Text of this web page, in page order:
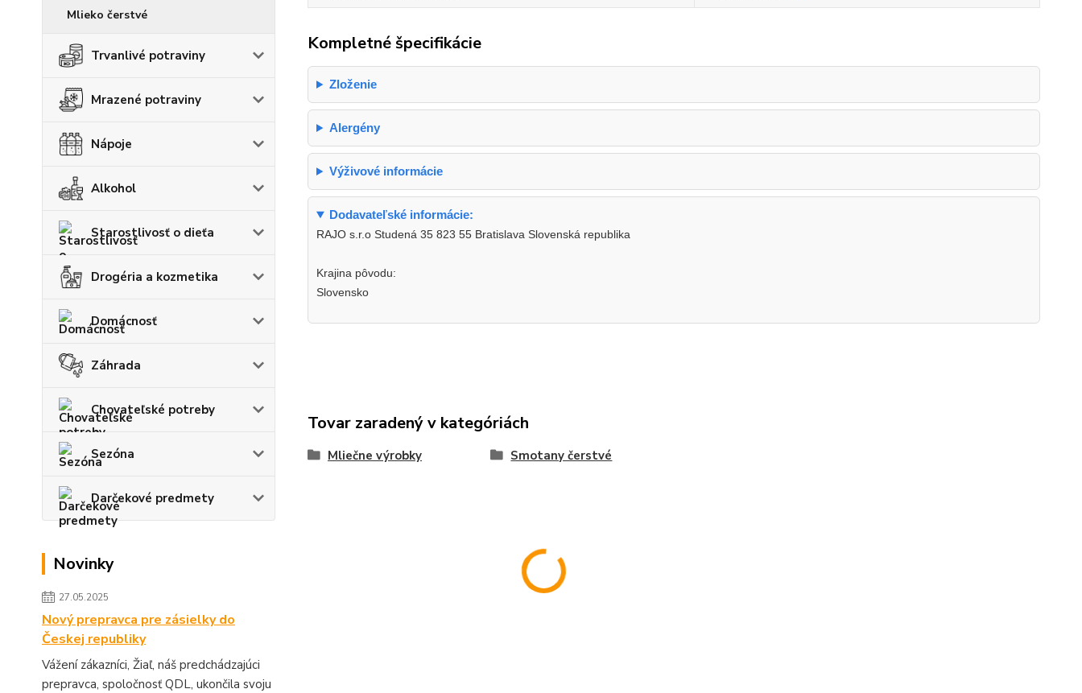
Mlieko čerstvé
Trvanlivé potraviny
Mrazené potraviny
Nápoje
Alkohol
Starostlivosť o dieťa
Drogéria a kozmetika
Domácnosť
Záhrada
Chovateľské potreby
Sezóna
Darčekové predmety
Novinky
27.05.2025
Nový prepravca pre zásielky do
Českej republiky
Vážení zákazníci, Žiaľ, náš predchádzajúci
prepravca, spoločnosť QDL, ukončila svoju
Kompletné špecifikácie
Zloženie
Alergény
Výživové informácie
Dodavateľské informácie:
RAJO s.r.o Studená 35 823 55 Bratislava Slovenská republika
Krajina pôvodu:
Slovensko
Tovar zaradený v kategóriách
Mliečne výrobky Smotany čerstvé